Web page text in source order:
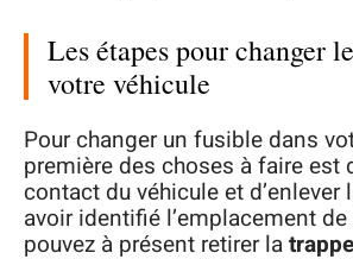
Les étapes pour changer
votre véhicule
Pour changer un fusible dans
première des choses à faire est
contact du véhicule et d’enlever
avoir identifié l’emplacement
pouvez à présent retirer la